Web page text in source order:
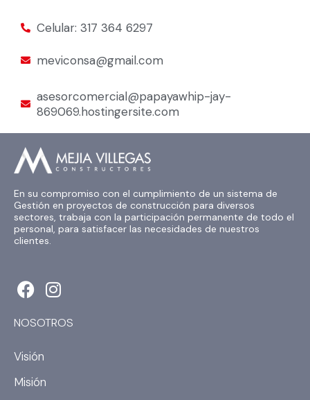
Celular: 317 364 6297
meviconsa@gmail.com
asesorcomercial@papayawhip-jay-
869069.hostingersite.com
En su compromiso con el cumplimiento de un sistema de
Gestión en proyectos de construcción para diversos
sectores, trabaja con la participación permanente de todo el
personal, para satisfacer las necesidades de nuestros
clientes.
F
a
c
b
o
o
I
n
s
NOSOTROS
Visión
Misión